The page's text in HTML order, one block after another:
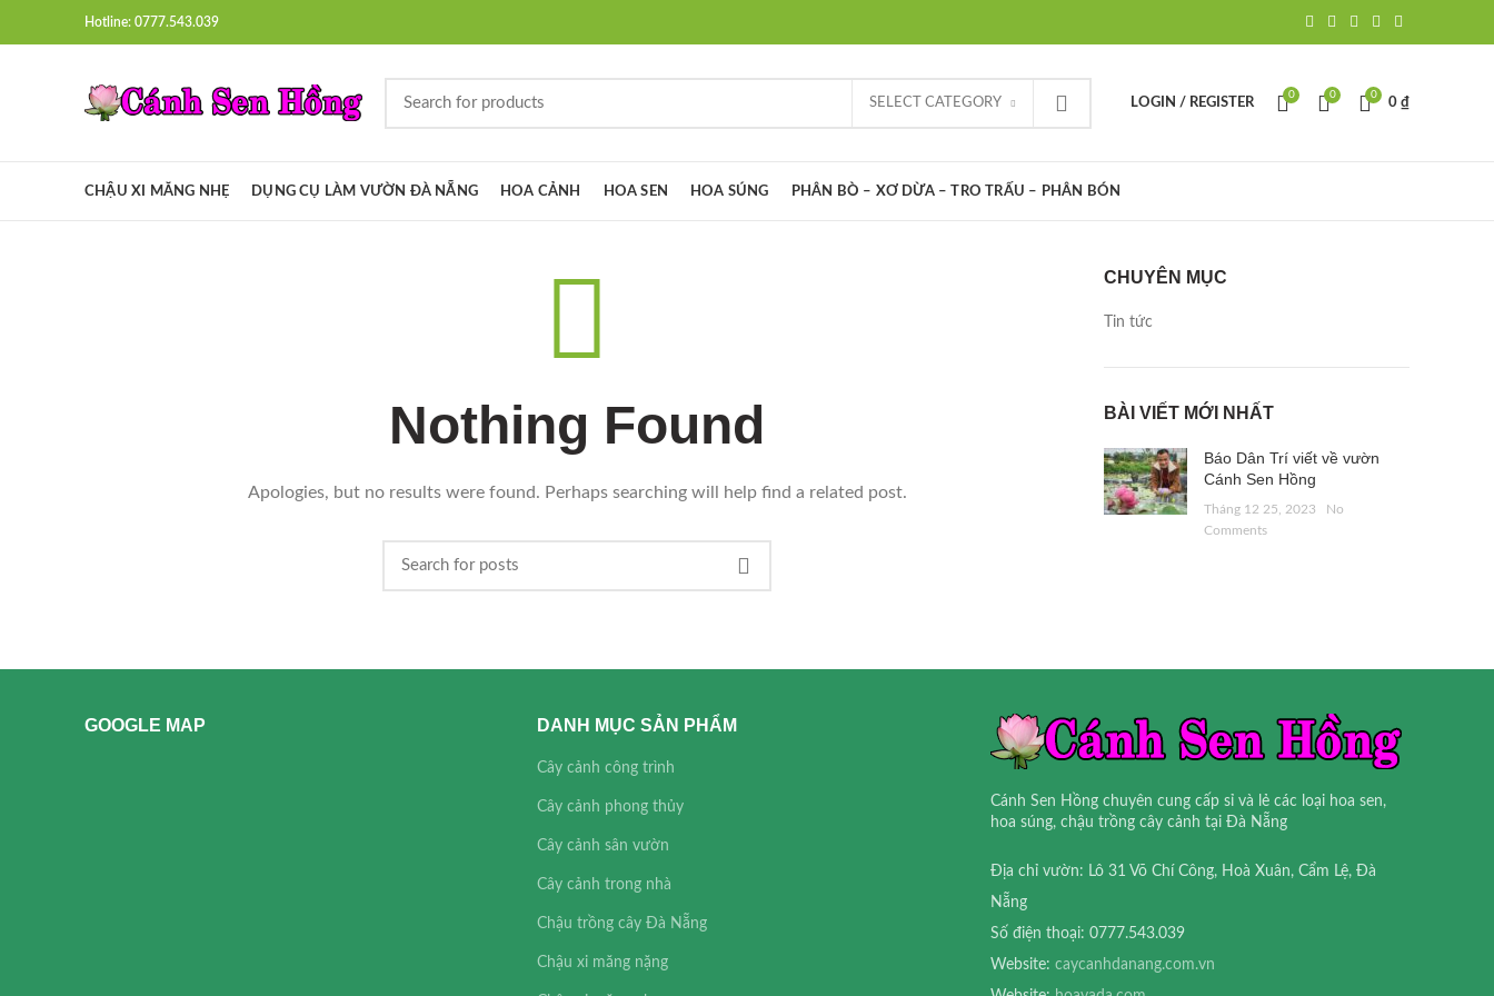
Hotline: 0777.543.039
SELECT CATEGORY LOGIN / REGISTER
0 0 0
0 ₫
CHẬU XI MĂNG NHẸ DỤNG CỤ LÀM VƯỜN ĐÀ NẴNG HOA CẢNH HOA SEN HOA SÚNG PHÂN BÒ – XƠ DỪA – TRO TRẤU – PHÂN BÓN
Nothing Found
Apologies, but no results were found. Perhaps searching will help find a related post.
CHUYÊN MỤC
Tin tức
BÀI VIẾT MỚI NHẤT
Báo Dân Trí viết về vườn
Cánh Sen Hồng
Tháng 12 25, 2023
No
Comments
GOOGLE MAP DANH MỤC SẢN PHẨM
Cây cảnh công trình
Cây cảnh phong thủy
Cây cảnh sân vườn
Cây cảnh trong nhà
Chậu trồng cây Đà Nẵng
Chậu xi măng nặng
Cánh Sen Hồng chuyên cung cấp sỉ và lẻ các loại hoa sen,
hoa súng, chậu trồng cây cảnh tại Đà Nẵng
Địa chỉ vườn: Lô 31 Võ Chí Công, Hoà Xuân, Cẩm Lệ, Đà
Nẵng
Số điện thoại: 0777.543.039
Website: caycanhdanang.com.vn